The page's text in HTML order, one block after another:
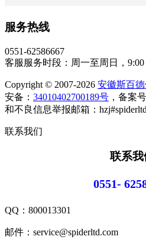
服务热线
0551-62586667
客服服务时段：周一至周日，
Copyright © 2007-2026 安徽斯百
安备： 34010402700189号 ，备案号
和不良信息举报邮箱：
联系我们
联系我
0551-
QQ： 800013301
邮件：service@spiderltd.com